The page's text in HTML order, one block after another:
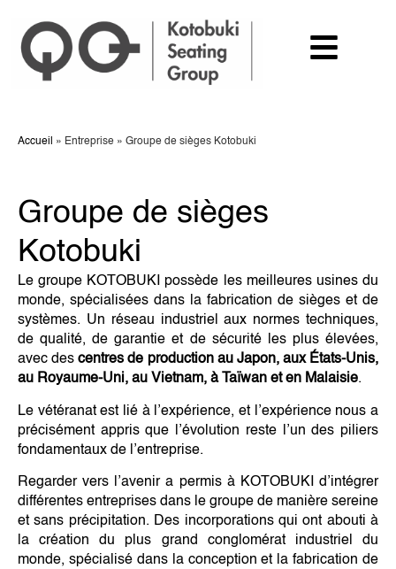
Accueil » Entreprise » Groupe de sièges Kotobuki
Groupe de sièges
Kotobuki
Le groupe KOTOBUKI possède les meilleures usines du
monde, spécialisées dans la fabrication de sièges et de
systèmes. Un réseau industriel aux normes techniques,
de qualité, de garantie et de sécurité les plus élevées,
avec descentres de production au Japon, aux États-Unis,
au Royaume-Uni, au Vietnam, à Taïwan et en Malaisie.
Le vétéranat est lié à l’expérience, et l’expérience nous a
précisément appris que l’évolution reste l’un des piliers
fondamentaux de l’entreprise.
Regarder vers l’avenir a permis à KOTOBUKI d’intégrer
différentes entreprises dans le groupe de manière sereine
et sans précipitation. Des incorporations qui ont abouti à
la création du plus grand conglomérat industriel du
monde, spécialisé dans la conception et la fabrication de